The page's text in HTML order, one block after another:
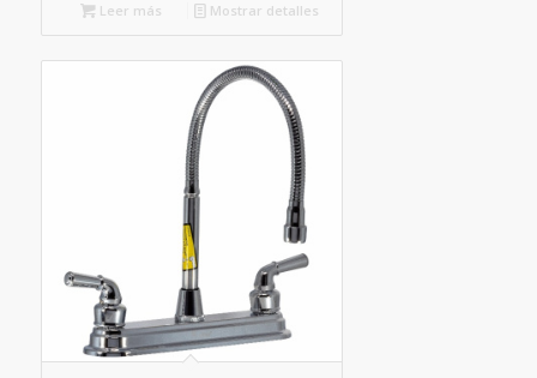
Leer más Mostrar detalles